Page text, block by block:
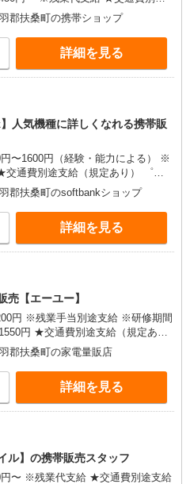
・゜+゜・。
祝い金10万円支給(規定有) お友達
ンセンティブ支給(規定有) ★月2
可能（規程有）★ ゜・。○。・゜
゜+゜
郡扶桑町の携帯ショップ
詳細を見る
人気機種に詳しくなれる携帯販
〜1600円（経験・能力による） ※
通費別途支給（規定あり） ゜
゜+゜・。○。・゜+゜ 入社祝い金10
, インセンテ
可能（規程
。・゜+゜・。○。・゜+゜
郡扶桑町のsoftbankショップ
詳細を見る
売【エーユー】
円 ※残業手当別途支給 ※研修期間
円 ★交通費別途支給（規定あ
お友達を紹介頂くと, イ
給(規定有) ゜・。○。・゜+゜・。
郡扶桑町の家電量販店
詳細を見る
ル】の携帯販売スタッフ
円〜 ※残業代支給 ★交通費別途支給